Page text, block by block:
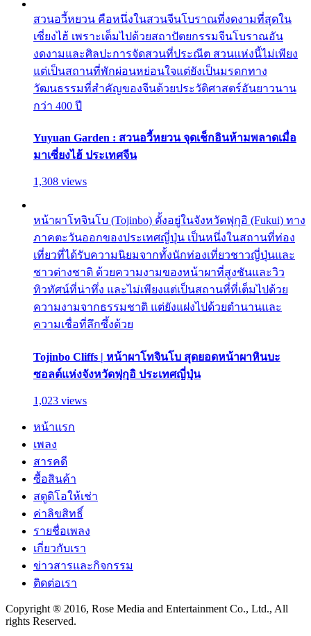
สวนอวี้หยวน คือหนึ่งในสวนจีนโบราณที่งดงามที่สุดใน
เซี่ยงไฮ้ เพราะเต็มไปด้วยสถาปัตยกรรมจีนโบราณอัน
งดงามและศิลปะการจัดสวนที่ประณีต สวนแห่งนี้ไม่เพียง
แต่เป็นสถานที่พักผ่อนหย่อนใจแต่ยังเป็นมรดกทาง
วัฒนธรรมที่สำคัญของจีนด้วยประวัติศาสตร์อันยาวนาน
กว่า 400 ปี
Yuyuan Garden : สวนอวี้หยวน จุดเช็กอินห้ามพลาดเมื่อ
มาเซี่ยงไฮ้ ประเทศจีน
1,308 views
หน้าผาโทจินโบ (Tojinbo) ตั้งอยู่ในจังหวัดฟุกุอิ (Fukui) ทาง
ภาคตะวันออกของประเทศญี่ปุ่น เป็นหนึ่งในสถานที่ท่อง
เที่ยวที่ได้รับความนิยมจากทั้งนักท่องเที่ยวชาวญี่ปุ่นและ
ชาวต่างชาติ ด้วยความงามของหน้าผาที่สูงชันและวิว
ทิวทัศน์ที่น่าทึ่ง และไม่เพียงแต่เป็นสถานที่ที่เต็มไปด้วย
ความงามจากธรรมชาติ แต่ยังแฝงไปด้วยตำนานและ
ความเชื่อที่ลึกซึ้งด้วย
Tojinbo Cliffs | หน้าผาโทจินโบ สุดยอดหน้าผาหินบะ
ซอลต์แห่งจังหวัดฟุกุอิ ประเทศญี่ปุ่น
1,023 views
หน้าแรก
เพลง
สารคดี
ซื้อสินค้า
สตูดิโอให้เช่า
ค่าลิขสิทธิ์
รายชื่อเพลง
เกี่ยวกับเรา
ข่าวสารและกิจกรรม
ติดต่อเรา
Copyright ® 2016, Rose Media and Entertainment Co., Ltd., All
rights Reserved.